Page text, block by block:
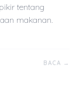
tentang
makanan.
BACA →